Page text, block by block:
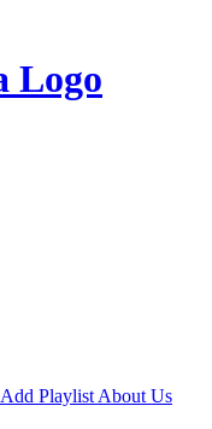
Add Playlist About Us